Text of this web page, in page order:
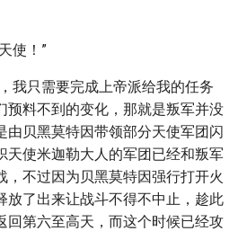
使！”
我只需要完成上帝派给我的任务
预料不到的变化，那就是叛军并没
由贝黑莫特因带领部分天使军团闪
天使米迦勒大人的军团已经和叛军
，不过因为贝黑莫特因强行打开火
放了出来让战斗不得不中止，趁此
回第六至高天，而这个时候已经攻